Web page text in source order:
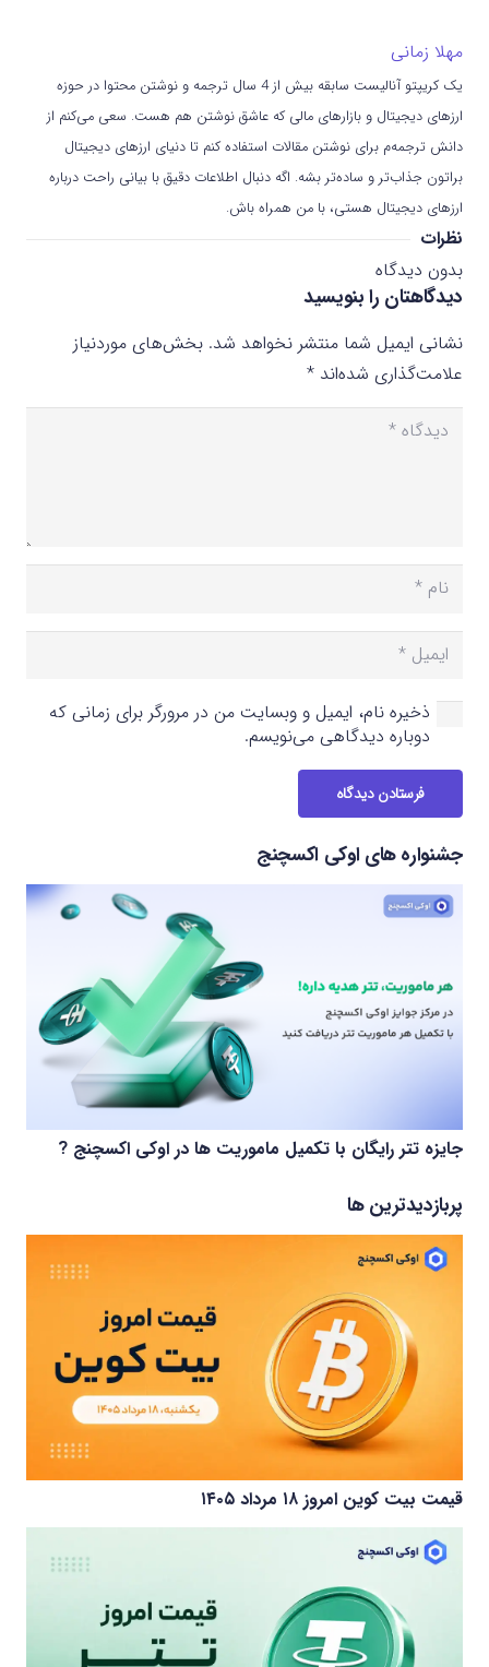
مهلا زمانی
یک کریپتو آنالیست سابقه بیش از 4 سال ترجمه و نوشتن محتوا در حوزه
ارزهای دیجیتال و بازارهای مالی که عاشق نوشتن هم هست. سعی می‌کنم از
دانش ترجمه‌م برای نوشتن مقالات استفاده کنم تا دنیای ارزهای دیجیتال
براتون جذاب‌تر و ساده‌تر بشه. اگه دنبال اطلاعات دقیق با بیانی راحت درباره
ارزهای دیجیتال هستی، با من همراه باش.
نظرات
بدون دیدگاه
دیدگاهتان را بنویسید
نشانی ایمیل شما منتشر نخواهد شد. بخش‌های موردنیاز
علامت‌گذاری شده‌اند *
ذخیره نام، ایمیل و وبسایت من در مرورگر برای زمانی که
دوباره دیدگاهی می‌نویسم.
فرستادن دیدگاه
جشنواره های اوکی اکسچنج
جایزه تتر رایگان با تکمیل ماموریت ها در اوکی اکسچنج ?
پربازدیدترین ها
قیمت بیت کوین امروز ۱۸ مرداد ۱۴۰۵